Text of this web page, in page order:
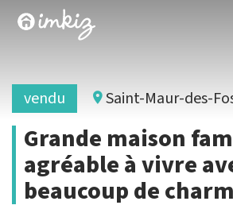
vendu Saint-Maur-des-
Grande maison
agréable à vivre
beaucoup de